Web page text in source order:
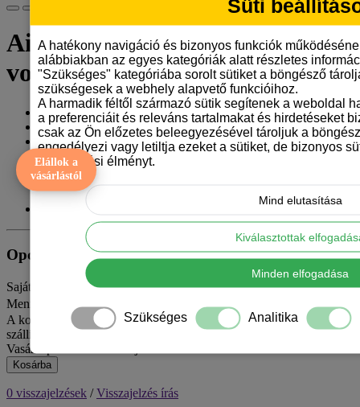
Airedale terrier bögre -
vonalrajzos
Gyártó:Tangerine Design
Model: airedale-terrier-bogre-vonalrajz
Elérhetőség: 10
3.290 Ft
ÁFA nélkül: 2.591 Ft
Opciók
Saját szöveget szeretnél rá? Írd ide
Mennyiség
A kosár jelenlegi értékével még 15 000 Ft hiányzik az ingyenes
szállításhoz MPL csomagpontra vagy automatába.
Vasárnap van – hétfőn adjuk fel.
Kosárba
0 visszajelzések /Visszajelzés írás
Elállok a
vásárlástól
Süti
A hatékony navigáció és bizonyos funkciók
alábbiakban az egyes kategóriák alatt részletes
"Szükséges" kategóriába sorolt sütiket a böngésző
szükségesek a webhely alapvető funkcióihoz.
A harmadik féltől származó sütik segítenek a weboldal
a preferenciáit és releváns tartalmakat és hirdetéseket
csak az Ön előzetes beleegyezésével tároljuk a
engedélyezi vagy letiltja ezeket a sütiket, de bizonyos
böngészési élményt.
Mind elutasítása
Kiválasztottak
Minden elfogadása
Szükséges Analitika